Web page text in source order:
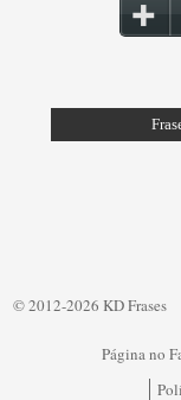
© 2012-2026 KD Frases
Página no